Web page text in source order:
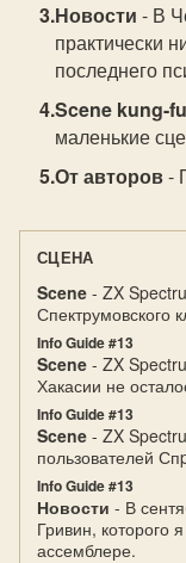
Новости - В
практически
последнего
Scene kung-fu
маленькие
От авторов-
СЦЕНА
Scene - ZX
Спектрумовского
Info Guide #13
Scene - ZX
Хакасии не
Info Guide #13
Scene - ZX
пользователей
Info Guide #13
Новости - В
Гривин, которого
ассемблере.